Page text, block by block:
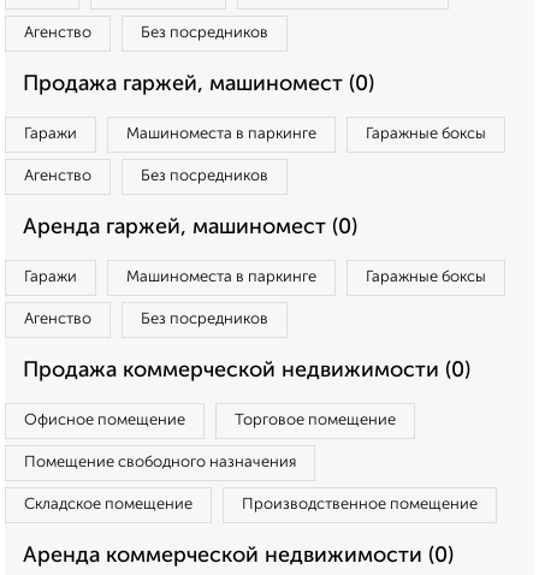
Агенство Без посредников
Продажа гаржей, машиномест (0)
Гаражи Машиноместа в паркинге Гаражные боксы
Агенство Без посредников
Аренда гаржей, машиномест (0)
Гаражи Машиноместа в паркинге Гаражные боксы
Агенство Без посредников
Продажа коммерческой недвижимости (0)
Офисное помещение Торговое помещение
Помещение свободного назначения
Складское помещение Производственное помещение
Аренда коммерческой недвижимости (0)